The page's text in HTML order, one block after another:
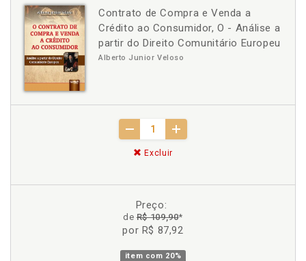
Contrato de Compra e Venda a
Crédito ao Consumidor, O - Análise a
partir do Direito Comunitário Europeu
Alberto Junior Veloso
Excluir
Preço:
deR$ 109,90*
por R$ 87,92
item com 20%